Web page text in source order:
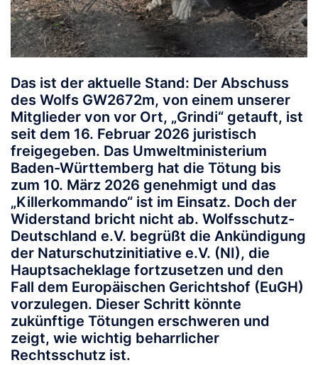
Das ist der aktuelle Stand: Der Abschuss
des Wolfs GW2672m, von einem unserer
Mitglieder von vor Ort, „Grindi“ getauft, ist
seit dem 16. Februar 2026 juristisch
freigegeben. Das Umweltministerium
Baden-Württemberg hat die Tötung bis
zum 10. März 2026 genehmigt und das
„Killerkommando“ ist im Einsatz. Doch der
Widerstand bricht nicht ab. Wolfsschutz-
Deutschland e.V. begrüßt die Ankündigung
der Naturschutzinitiative e.V. (NI), die
Hauptsacheklage fortzusetzen und den
Fall dem Europäischen Gerichtshof (EuGH)
vorzulegen. Dieser Schritt könnte
zukünftige Tötungen erschweren und
zeigt, wie wichtig beharrlicher
Rechtsschutz ist.